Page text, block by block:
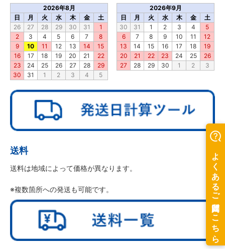
2026年8月
日
月 火 水 木 金
土
26
27 28 29 30 31
1
2
3 4 5 6 7
8
9
10 11 12 13 14
15
16
17 18 19 20 21
22
23
24 25 26 27 28
29
30
31 1 2 3 4 5
2026年9月
日
月 火 水 木 金
土
30
31 1 2 3 4
5
6
7 8 9 10 11
12
13
14 15 16 17 18
19
20
21 22 23 24 25
26
27
28 29 30 1 2 3
送料
送料は地域によって価格が異なります。
※複数箇所への発送も可能です。